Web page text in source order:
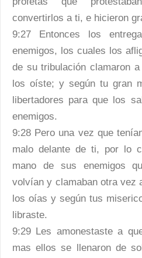
convertirlos a ti, e hicieron
9:27 Entonces los
enemigos, los cuales los
de su tribulación clamaron
los oíste; y según tu gran
libertadores para que los
enemigos.
9:28 Pero una vez que
malo delante de ti, por lo
mano de sus enemigos
volvían y clamaban otra vez
los oías y según tus
libraste.
9:29 Les amonestaste a
mas ellos se llenaron de